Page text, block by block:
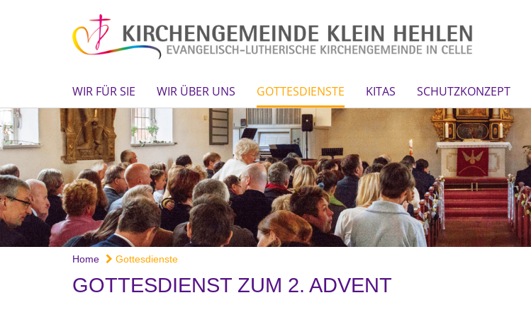
WIR FÜR SIE WIR ÜBER UNS GOTTESDIENSTE KITAS SCHUTZKONZEPT
Home Gottesdienste
GOTTESDIENST ZUM 2. ADVENT